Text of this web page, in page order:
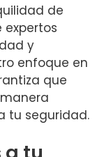
de
expertos
y
enfoque en
que
tu seguridad.